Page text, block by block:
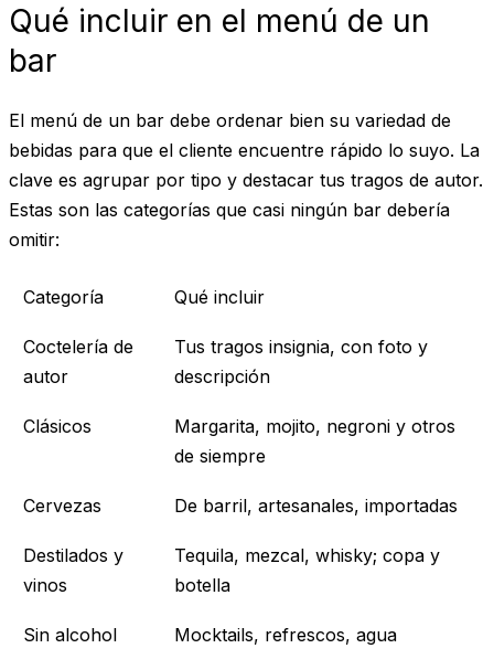
Qué incluir en el menú de un
bar
El menú de un bar debe ordenar bien su variedad de
bebidas para que el cliente encuentre rápido lo suyo. La
clave es agrupar por tipo y destacar tus tragos de autor.
Estas son las categorías que casi ningún bar debería
omitir:
Categoría Qué incluir
Coctelería de
autor
Tus tragos insignia, con foto y
descripción
Clásicos
Margarita, mojito, negroni y otros
de siempre
Cervezas De barril, artesanales, importadas
Destilados y
vinos
Tequila, mezcal, whisky; copa y
botella
Sin alcohol Mocktails, refrescos, agua